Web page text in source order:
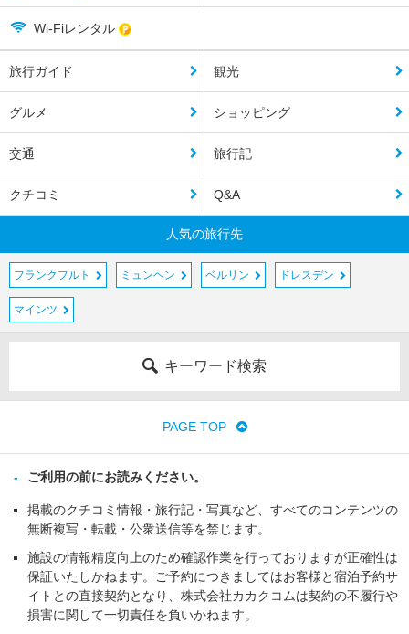
Wi-Fiレンタル
旅行ガイド 観光
グルメ ショッピング
交通 旅行記
クチコミ Q&A
人気の旅行先
フランクフルト ミュンヘン ベルリン ドレスデン
マインツ
キーワード検索
PAGE TOP
ご利用の前にお読みください。
掲載のクチコミ情報・旅行記・写真など、すべてのコンテンツの
無断複写・転載・公衆送信等を禁じます。
施設の情報精度向上のため確認作業を行っておりますが正確性は
保証いたしかねます。ご予約につきましてはお客様と宿泊予約サ
イトとの直接契約となり、株式会社カカクコムは契約の不履行や
損害に関して一切責任を負いかねます。